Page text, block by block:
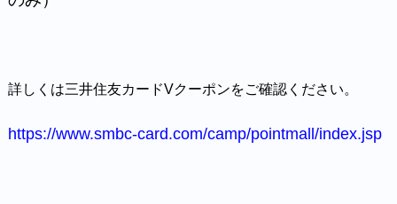
詳しくは三井住友カードVクーポンをご確認ください。
https://www.smbc-card.com/camp/pointmall/index.jsp